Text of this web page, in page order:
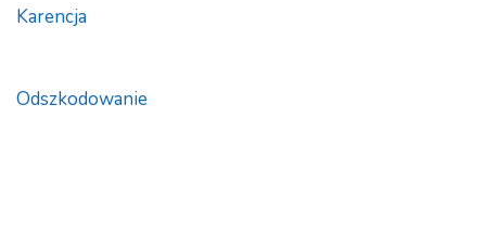
Karencja
Odszkodowanie